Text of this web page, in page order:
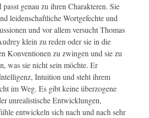
passt genau zu ihren Charakteren. Sie
leidenschaftliche Wortgefechte und
und vor allem versucht Thomas
klein zu reden oder sie in die
Konventionen zu zwingen und sie zu
was sie nicht sein möchte. Er
Intuition und steht ihrem
im Weg. Es gibt keine überzogene
unrealistische Entwicklungen,
entwickeln sich nach und nach sehr